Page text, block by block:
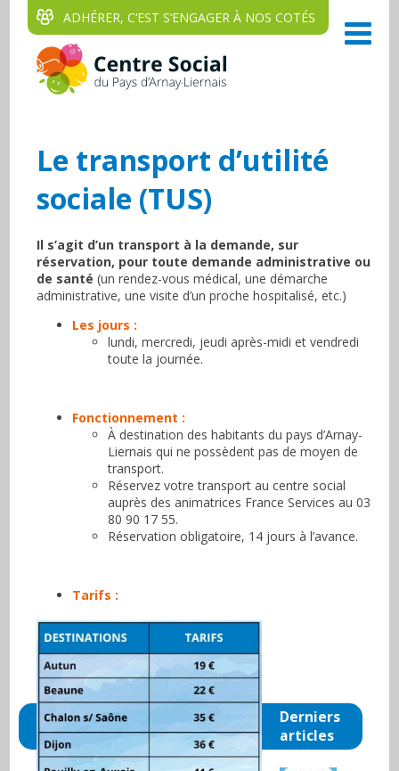
ADHÉRER, C‘EST S‘ENGAGER À NOS COTÉS
Le transport d’utilité
sociale (TUS)
Il s’agit d’un transport à la demande, sur
réservation, pour toute demande administrative ou
de santé (un rendez-vous médical, une démarche
administrative, une visite d’un proche hospitalisé, etc.)
Les jours :
lundi, mercredi, jeudi après-midi et vendredi
toute la journée.
Fonctionnement :
À destination des habitants du pays d’Arnay-
Liernais qui ne possèdent pas de moyen de
transport.
Réservez votre transport au centre social
auprès des animatrices France Services au 03
80 90 17 55.
Réservation obligatoire, 14 jours à l’avance.
Tarifs :
Derniers
articles